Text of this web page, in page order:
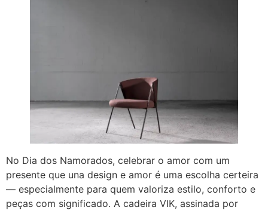
No Dia dos Namorados, celebrar o amor com um
presente que una design e amor é uma escolha certeira
— especialmente para quem valoriza estilo, conforto e
peças com significado. A cadeira VIK, assinada por